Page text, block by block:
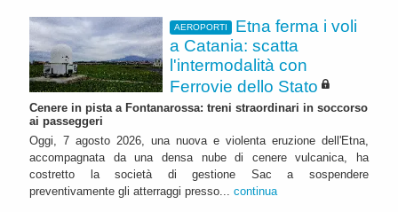
AEROPORTI
Etna ferma i voli
a Catania: scatta
l'intermodalità con
Ferrovie dello Stato
Cenere in pista a Fontanarossa: treni straordinari in soccorso
ai passeggeri
Oggi, 7 agosto 2026, una nuova e violenta eruzione dell'Etna,
accompagnata da una densa nube di cenere vulcanica, ha
costretto la società di gestione Sac a sospendere
preventivamente gli atterraggi presso... continua